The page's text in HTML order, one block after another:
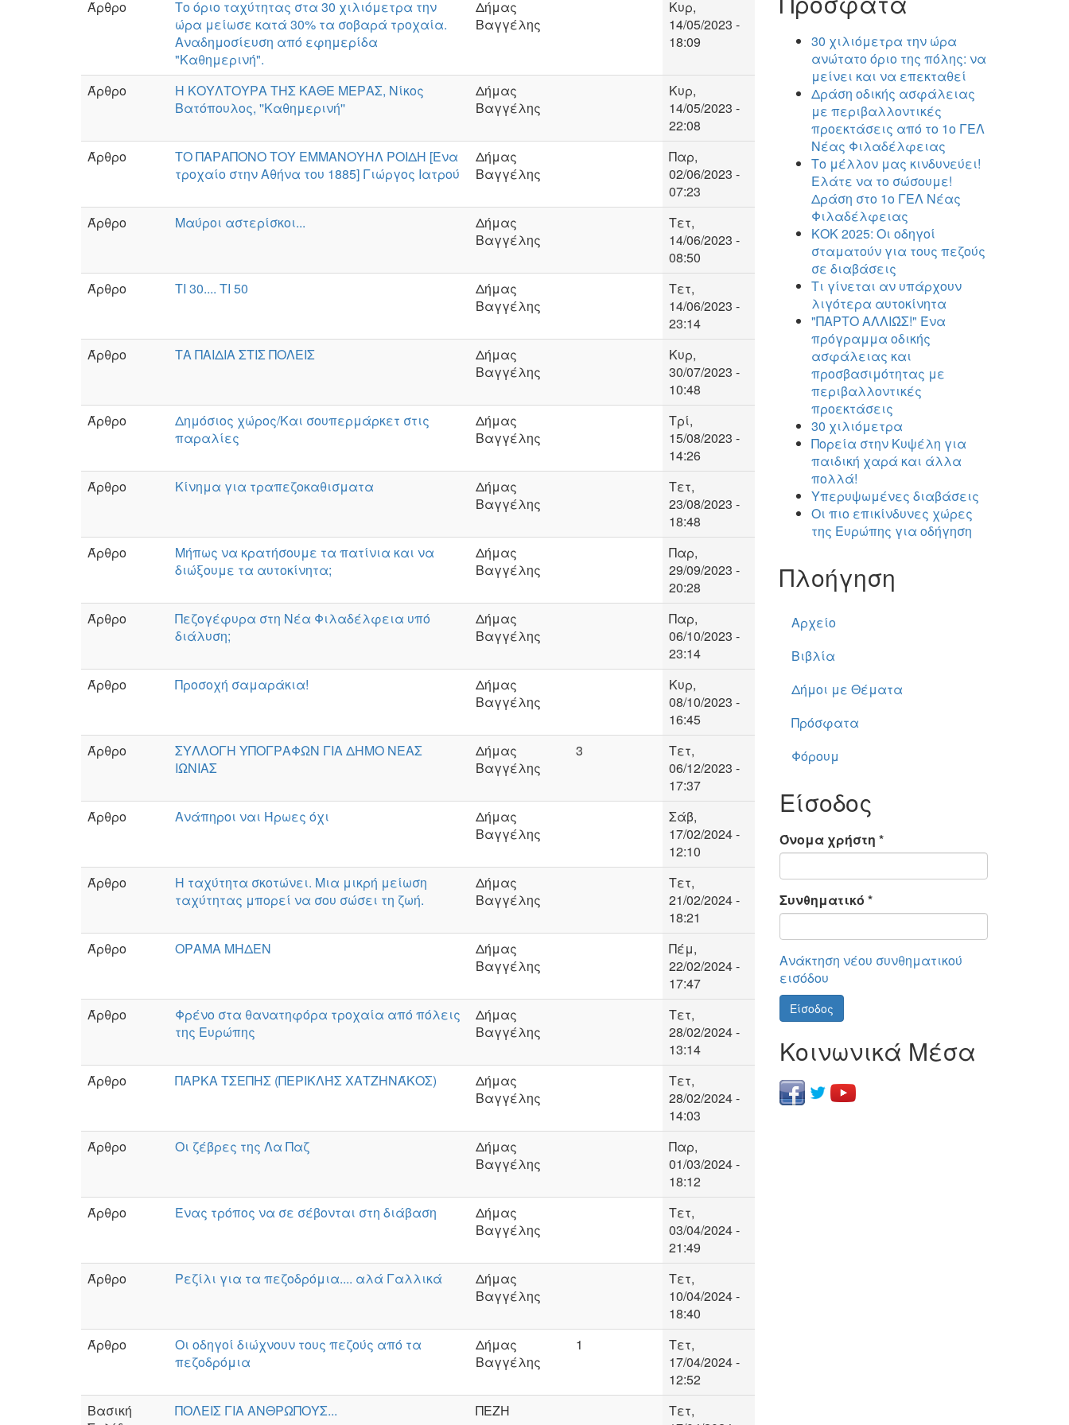
Άρθρο
Το όριο ταχύτητας στα 30 χιλιόμετρα την
ώρα μείωσε κατά 30% τα σοβαρά τροχαία.
Αναδημοσίευση από εφημερίδα
"Καθημερινή".
Δήμας
Βαγγέλης
Κυρ,
14/05/2023 -
18:09
Άρθρο
Η ΚΟΥΛΤΟΥΡΑ ΤΗΣ ΚΑΘΕ ΜΕΡΑΣ, Νίκος
Βατόπουλος, ''Καθημερινή''
Δήμας
Βαγγέλης
Κυρ,
14/05/2023 -
22:08
Άρθρο
ΤΟ ΠΑΡΑΠΟΝΟ ΤΟΥ ΕΜΜΑΝΟΥΗΛ ΡΟΙΔΗ [Ένα
τροχαίο στην Αθήνα του 1885] Γιώργος Ιατρού
Δήμας
Βαγγέλης
Παρ,
02/06/2023 -
07:23
Άρθρο
Μαύροι αστερίσκοι...
Δήμας
Βαγγέλης
Τετ,
14/06/2023 -
08:50
Άρθρο
ΤΙ 30.... ΤΙ 50
Δήμας
Βαγγέλης
Τετ,
14/06/2023 -
23:14
Άρθρο
ΤΑ ΠΑΙΔΙΑ ΣΤΙΣ ΠΟΛΕΙΣ
Δήμας
Βαγγέλης
Κυρ,
30/07/2023 -
10:48
Άρθρο
Δημόσιος χώρος/Και σουπερμάρκετ στις
παραλίες
Δήμας
Βαγγέλης
Τρί,
15/08/2023 -
14:26
Άρθρο
Κίνημα για τραπεζοκαθισματα
Δήμας
Βαγγέλης
Τετ,
23/08/2023 -
18:48
Άρθρο
Μήπως να κρατήσουμε τα πατίνια και να
διώξουμε τα αυτοκίνητα;
Δήμας
Βαγγέλης
Παρ,
29/09/2023 -
20:28
Άρθρο
Πεζογέφυρα στη Νέα Φιλαδέλφεια υπό
διάλυση;
Δήμας
Βαγγέλης
Παρ,
06/10/2023 -
23:14
Άρθρο
Προσοχή σαμαράκια!
Δήμας
Βαγγέλης
Κυρ,
08/10/2023 -
16:45
Άρθρο
ΣΥΛΛΟΓΗ ΥΠΟΓΡΑΦΩΝ ΓΙΑ ΔΗΜΟ ΝΕΑΣ
ΙΩΝΙΑΣ
Δήμας
Βαγγέλης
3
Τετ,
06/12/2023 -
17:37
Άρθρο
Ανάπηροι ναι Ήρωες όχι
Δήμας
Βαγγέλης
Σάβ,
17/02/2024 -
12:10
Άρθρο
Η ταχύτητα σκοτώνει. Μια μικρή μείωση
ταχύτητας μπορεί να σου σώσει τη ζωή.
Δήμας
Βαγγέλης
Τετ,
21/02/2024 -
18:21
Άρθρο
ΟΡΑΜΑ ΜΗΔΕΝ
Δήμας
Βαγγέλης
Πέμ,
22/02/2024 -
17:47
Άρθρο
Φρένο στα θανατηφόρα τροχαία από πόλεις
της Ευρώπης
Δήμας
Βαγγέλης
Τετ,
28/02/2024 -
13:14
Άρθρο
ΠΑΡΚΑ ΤΣΕΠΗΣ (ΠΕΡΙΚΛΉΣ ΧΑΤΖΗΝΆΚΟΣ)
Δήμας
Βαγγέλης
Τετ,
28/02/2024 -
14:03
Άρθρο
Οι ζέβρες της Λα Παζ
Δήμας
Βαγγέλης
Παρ,
01/03/2024 -
18:12
Άρθρο
Ένας τρόπος να σε σέβονται στη διάβαση
Δήμας
Βαγγέλης
Τετ,
03/04/2024 -
21:49
Άρθρο
Ρεζίλι για τα πεζοδρόμια.... αλά Γαλλικά
Δήμας
Βαγγέλης
Τετ,
10/04/2024 -
18:40
Άρθρο
Οι οδηγοί διώχνουν τους πεζούς από τα
πεζοδρόμια
Δήμας
Βαγγέλης
1
Τετ,
17/04/2024 -
12:52
Βασική
ΠΟΛΕΙΣ ΓΙΑ ΑΝΘΡΩΠΟΥΣ... ΠΕΖΗ
Τετ,
30 χιλιόμετρα την ώρα
ανώτατο όριο της πόλης: να
μείνει και να επεκταθεί
Δράση οδικής ασφάλειας
με περιβαλλοντικές
προεκτάσεις από το 1ο ΓΕΛ
Νέας Φιλαδέλφειας
Το μέλλον μας κινδυνεύει!
Ελάτε να το σώσουμε!
Δράση στο 1ο ΓΕΛ Νέας
Φιλαδέλφειας
ΚΟΚ 2025: Οι οδηγοί
σταματούν για τους πεζούς
σε διαβάσεις
Τι γίνεται αν υπάρχουν
λιγότερα αυτοκίνητα
"ΠΑΡΤΟ ΑΛΛΙΏΣ!" Ένα
πρόγραμμα οδικής
ασφάλειας και
προσβασιμότητας με
περιβαλλοντικές
προεκτάσεις
30 χιλιόμετρα
Πορεία στην Κυψέλη για
παιδική χαρά και άλλα
πολλά!
Υπερυψωμένες διαβάσεις
Οι πιο επικίνδυνες χώρες
της Ευρώπης για οδήγηση
Πλοήγηση
Αρχείο
Βιβλία
Δήμοι με Θέματα
Πρόσφατα
Φόρουμ
Είσοδος
Όνομα χρήστη *
Συνθηματικό *
Ανάκτηση νέου συνθηματικού
εισόδου
Είσοδος
Κοινωνικά Μέσα